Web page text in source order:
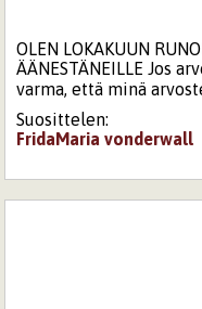
OLEN LOKAKUUN
ÄÄNESTÄNEILLE Jos
varma, että minä
Suosittelen:
FridaMaria vonderwall